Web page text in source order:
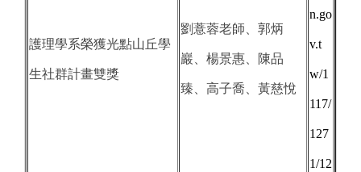
護理學系榮獲光點山丘學
生社群計畫雙獎
劉薏蓉老師、郭炳
巖、楊景惠、陳品
臻、高子喬、黃慈悅
n.go
v.t
w/1
117/
127
1/12